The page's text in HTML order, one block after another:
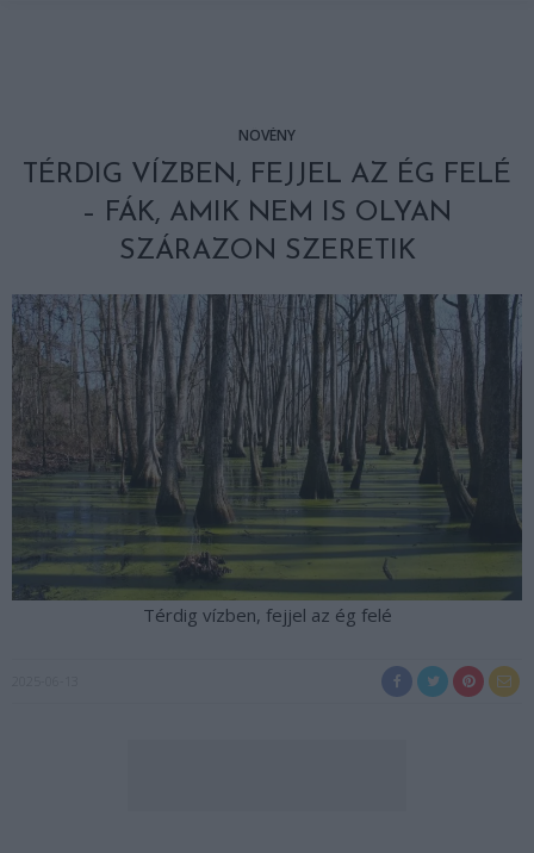
NÖVÉNY
TÉRDIG VÍZBEN, FEJJEL AZ ÉG FELÉ
– FÁK, AMIK NEM IS OLYAN
SZÁRAZON SZERETIK
Térdig vízben, fejjel az ég felé